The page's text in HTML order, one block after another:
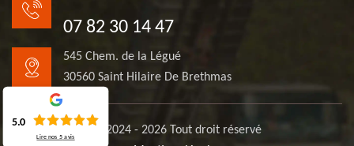
07 82 30 14 47
545 Chem. de la Légué
30560 Saint Hilaire De Brethmas
© 2024 - 2026 Tout droit réservé
5.0
Lire nos5 avis